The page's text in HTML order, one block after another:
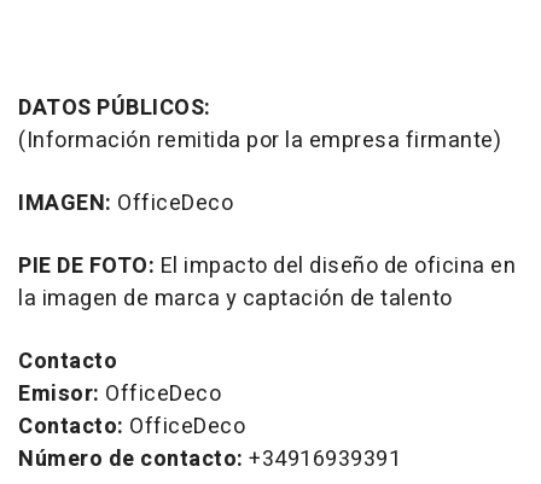
DATOS PÚBLICOS:
(Información remitida por la empresa firmante)
IMAGEN: OfficeDeco
PIE DE FOTO: El impacto del diseño de oficina en
la imagen de marca y captación de talento
Contacto
Emisor: OfficeDeco
Contacto: OfficeDeco
Número de contacto: +34916939391